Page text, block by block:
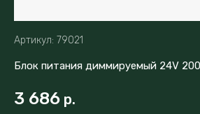
Артикул: 79021
Блок питания диммируемый 24V
3 686 р.